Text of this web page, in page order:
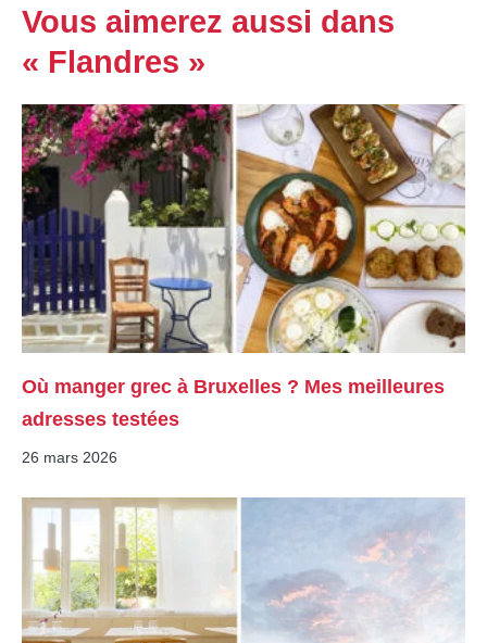
Vous aimerez aussi dans
« Flandres »
Où manger grec à Bruxelles ? Mes meilleures
adresses testées
26 mars 2026